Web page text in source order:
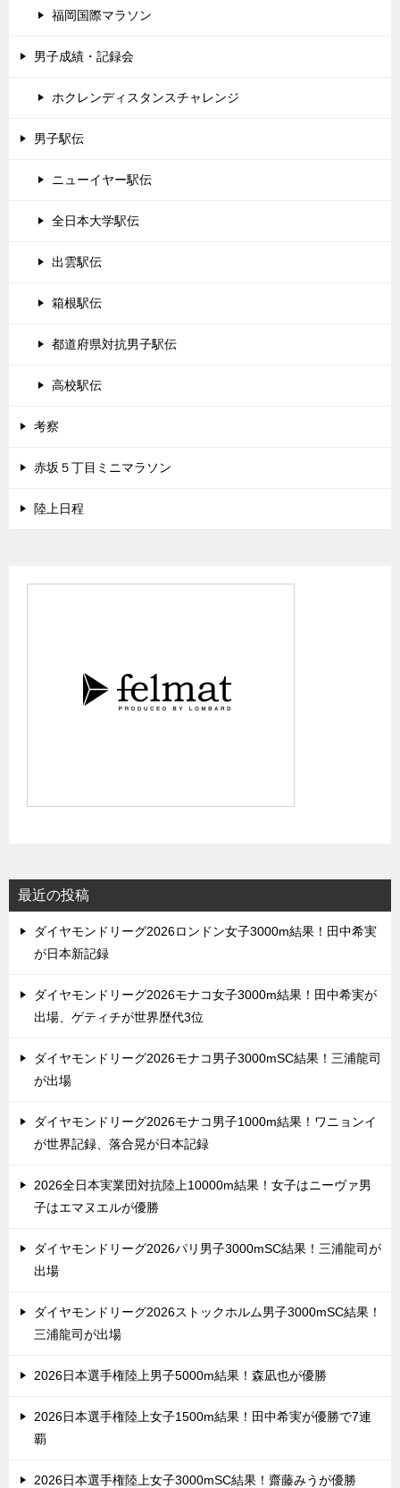
福岡国際マラソン
男子成績・記録会
ホクレンディスタンスチャレンジ
男子駅伝
ニューイヤー駅伝
全日本大学駅伝
出雲駅伝
箱根駅伝
都道府県対抗男子駅伝
高校駅伝
考察
赤坂５丁目ミニマラソン
陸上日程
最近の投稿
ダイヤモンドリーグ2026ロンドン女子3000m結果！田中希実
が日本新記録
ダイヤモンドリーグ2026モナコ女子3000m結果！田中希実が
出場、ゲティチが世界歴代3位
ダイヤモンドリーグ2026モナコ男子3000mSC結果！三浦龍司
が出場
ダイヤモンドリーグ2026モナコ男子1000m結果！ワニョンイ
が世界記録、落合晃が日本記録
2026全日本実業団対抗陸上10000m結果！女子はニーヴァ男
子はエマヌエルが優勝
ダイヤモンドリーグ2026パリ男子3000mSC結果！三浦龍司が
出場
ダイヤモンドリーグ2026ストックホルム男子3000mSC結果！
三浦龍司が出場
2026日本選手権陸上男子5000m結果！森凪也が優勝
2026日本選手権陸上女子1500m結果！田中希実が優勝で7連
覇
2026日本選手権陸上女子3000mSC結果！齋藤みうが優勝